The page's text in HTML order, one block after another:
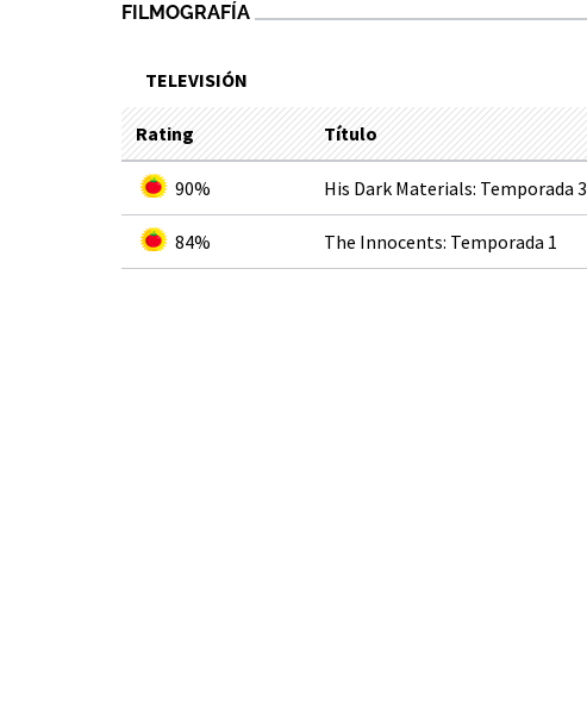
FILMOGRAFÍA
TELEVISIÓN
Rating Título
90% His Dark Materials: Temporada 3
84% The Innocents: Temporada 1